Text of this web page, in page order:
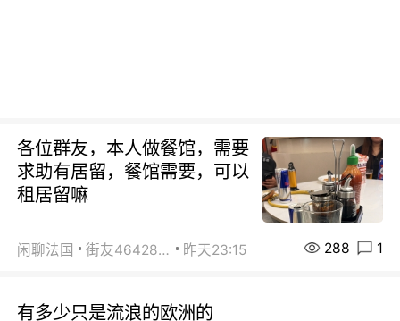
各位群友，本人做餐馆，需要
求助有居留，餐馆需要，可以
租居留嘛
闲聊法国 街友46428878 昨天23:15 288 1
有多少只是流浪的欧洲的